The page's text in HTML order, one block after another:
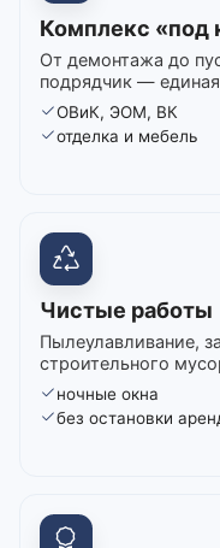
Комплекс «под
От демонтажа до
подрядчик — единая
ОВиК, ЭОМ, ВК
отделка и мебель
Чистые работы
Пылеулавливание,
строительного
ночные окна
без остановки